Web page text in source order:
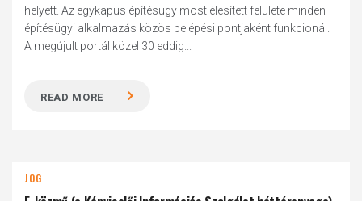
helyett. Az egykapus építésügy most élesített felülete minden
építésügyi alkalmazás közös belépési pontjaként funkcionál.
A megújult portál közel 30 eddig...
READ MORE
JOG